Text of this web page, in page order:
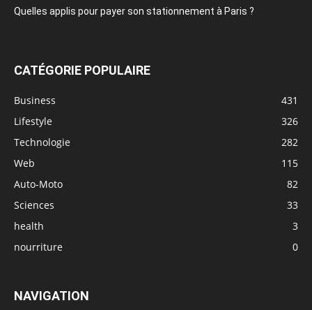
Quelles applis pour payer son stationnement à Paris ?
CATÉGORIE POPULAIRE
Business
431
Lifestyle
326
Technologie
282
Web
115
Auto-Moto
82
Sciences
33
health
3
nourriture
0
NAVIGATION